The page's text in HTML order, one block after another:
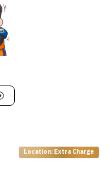
Location: Extra Charge